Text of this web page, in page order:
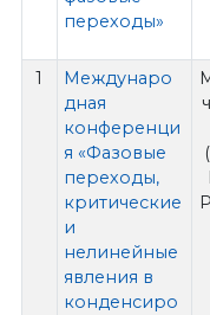
переходы»
1
Междунаро
дная
конференци
я «Фазовые
переходы,
критические
и
нелинейные
явления в
конденсиро